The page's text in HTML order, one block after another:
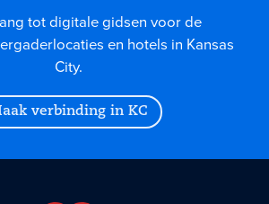
tot digitale gidsen voor de
en hotels in Kansas
City.
verbinding in KC